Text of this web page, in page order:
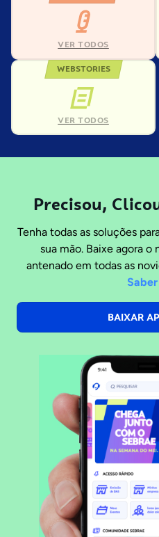
VER TODOS
WEBSTORIES
VER TODOS
Precisou,
Tenha todas as soluções
sua mão. Baixe agora
antenado em todas as
BAIXAR